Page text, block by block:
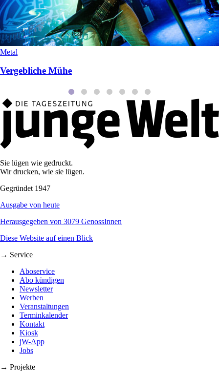
Metal
Vergebliche Mühe
Sie lügen wie gedruckt.
Wir drucken, wie sie lügen.
Gegründet 1947
Ausgabe von heute
Herausgegeben von 3079 GenossInnen
Diese Website auf einen Blick
→ Service
Aboservice
Abo kündigen
Newsletter
Werben
Veranstaltungen
Terminkalender
Kontakt
Kiosk
jW-App
Jobs
→ Projekte